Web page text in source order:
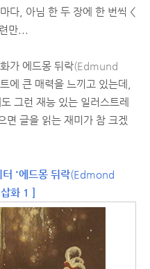
다, 아님 한 두 장에 한 번씩 <
만...
가 에드몽 뒤락(Edmund
에 큰 매력을 느끼고 있는데,
그런 재능 있는 일러스트레
면 글을 읽는 재미가 참 크겠
터 '에드몽 뒤락(Edmond
화 1 ]